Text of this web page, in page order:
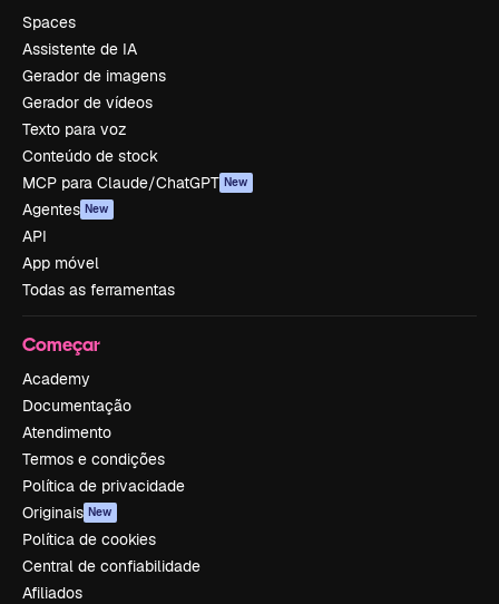
Spaces
Assistente de IA
Gerador de imagens
Gerador de vídeos
Texto para voz
Conteúdo de stock
MCP para Claude/ChatGPT New
Agentes New
API
App móvel
Todas as ferramentas
Começar
Academy
Documentação
Atendimento
Termos e condições
Política de privacidade
Originais New
Política de cookies
Central de confiabilidade
Afiliados